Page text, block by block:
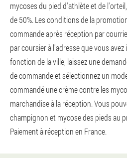
mycoses du pied d'athlète et de
de 50%. Les conditions de la
commande après réception par
par coursier à l'adresse que vous
fonction de la ville, laissez une
de commande et sélectionnez un
commandé une crème contre les
marchandise à la réception. Vous
champignon et mycose des pieds au
Paiement à réception en France.